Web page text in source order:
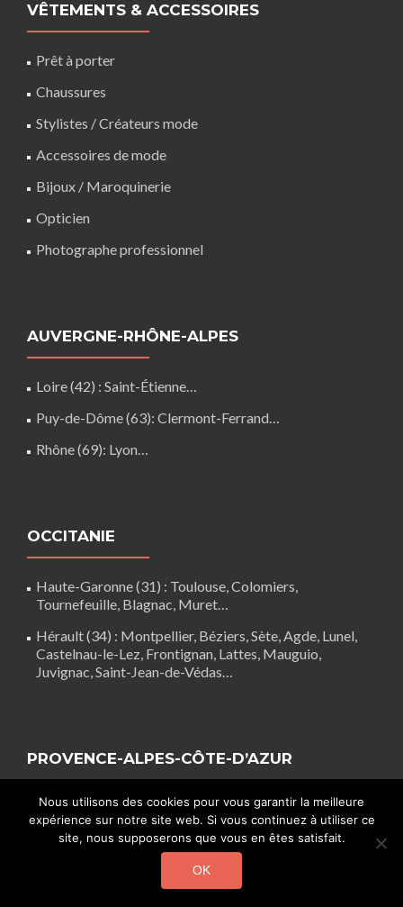
VÊTEMENTS & ACCESSOIRES
Prêt à porter
Chaussures
Stylistes / Créateurs mode
Accessoires de mode
Bijoux / Maroquinerie
Opticien
Photographe professionnel
AUVERGNE-RHÔNE-ALPES
Loire (42) : Saint-Étienne…
Puy-de-Dôme (63): Clermont-Ferrand…
Rhône (69): Lyon…
OCCITANIE
Haute-Garonne (31) : Toulouse, Colomiers,
Tournefeuille, Blagnac, Muret…
Hérault (34) : Montpellier, Béziers, Sète, Agde, Lunel,
Castelnau-le-Lez, Frontignan, Lattes, Mauguio,
Juvignac, Saint-Jean-de-Védas…
PROVENCE-ALPES-CÔTE-D’AZUR
Alpes-Maritimes (06): Nice, Antibes, Cannes,
Monaco…
Bouches-du-Rhône (13)
: Marseille, Aix-en-Provence…
Nous utilisons des cookies pour vous garantir la meilleure
expérience sur notre site web. Si vous continuez à utiliser ce
site, nous supposerons que vous en êtes satisfait.
OK